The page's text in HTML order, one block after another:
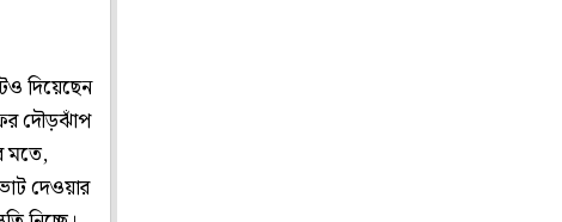
দিয়েছেন
দৌড়ঝাঁপ
মতে,
দেওয়ার